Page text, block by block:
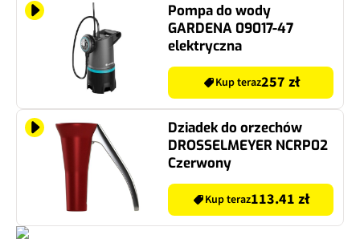
Pompa do wody
GARDENA 09017-47
elektryczna
Kup teraz257 zł
Dziadek do orzechów
DROSSELMEYER NCRP02
Czerwony
Kup teraz113.41 zł